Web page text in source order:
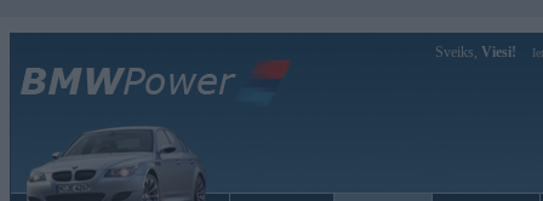
Sveiks, Viesi!